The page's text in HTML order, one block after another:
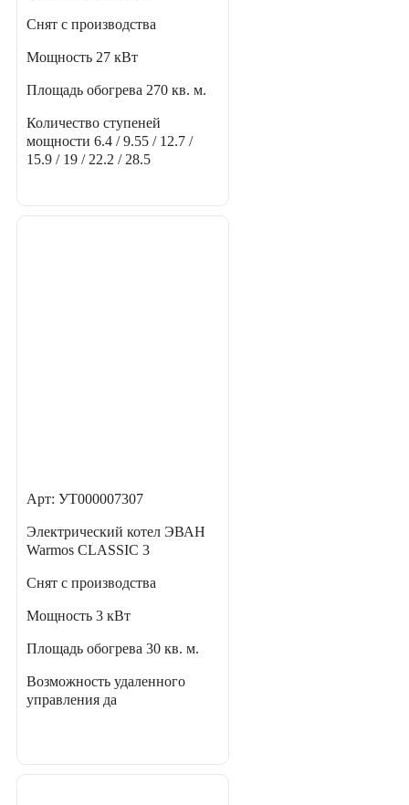
Снят с производства
Мощность 27 кВт
Площадь обогрева 270 кв. м.
Количество ступеней
мощности 6.4 / 9.55 / 12.7 /
15.9 / 19 / 22.2 / 28.5
Арт: УТ000007307
Электрический котел ЭВАН
Warmos CLASSIC 3
Снят с производства
Мощность 3 кВт
Площадь обогрева 30 кв. м.
Возможность удаленного
управления да